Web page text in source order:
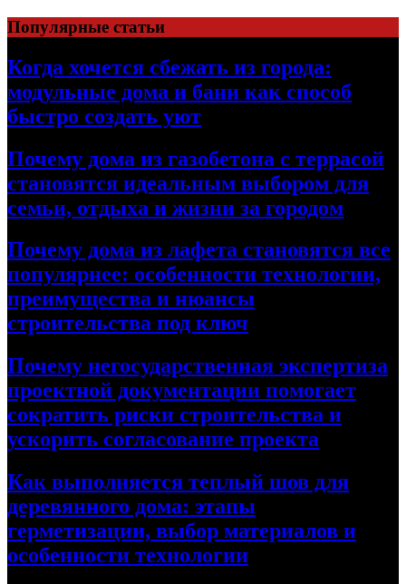
Перейти
к
содержимому
Популярные статьи
Когда хочется сбежать из города:
модульные дома и бани как способ
быстро создать уют
Почему дома из газобетона с террасой
становятся идеальным выбором для
семьи, отдыха и жизни за городом
Почему дома из лафета становятся все
популярнее: особенности технологии,
преимущества и нюансы
строительства под ключ
Почему негосударственная экспертиза
проектной документации помогает
сократить риски строительства и
ускорить согласование проекта
Как выполняется теплый шов для
деревянного дома: этапы
герметизации, выбор материалов и
особенности технологии